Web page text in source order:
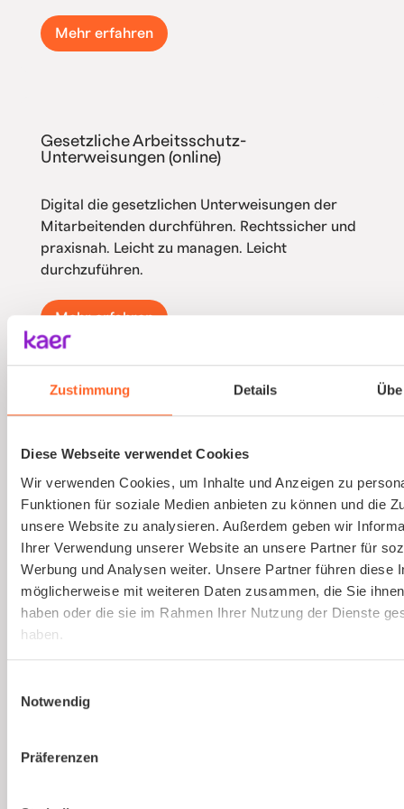
Zustimmung Details
Diese Webseite verwendet Cookies
Wir verwenden Cookies, um Inhalte und Anzeigen zu
Funktionen für soziale Medien anbieten zu können und die
unsere Website zu analysieren. Außerdem geben wir
Ihrer Verwendung unserer Website an unsere Partner für
Werbung und Analysen weiter. Unsere Partner führen diese
möglicherweise mit weiteren Daten zusammen, die Sie
haben oder die sie im Rahmen Ihrer Nutzung der Dienste
haben.
Notwendig
Präferenzen
Mehr erfahren
Gesetzliche Arbeitsschutz-
Unterweisungen (online)
Digital die gesetzlichen Unterweisungen der
Mitarbeitenden durchführen. Rechtssicher und
praxisnah. Leicht zu managen. Leicht
durchzuführen.
Mehr erfahren
Online und live die Ausbildung zum
Sicherheitsbeauftragten absolvieren. An nur
einem Tag. Strukturierte Schulung, praxisnah
und interessant.